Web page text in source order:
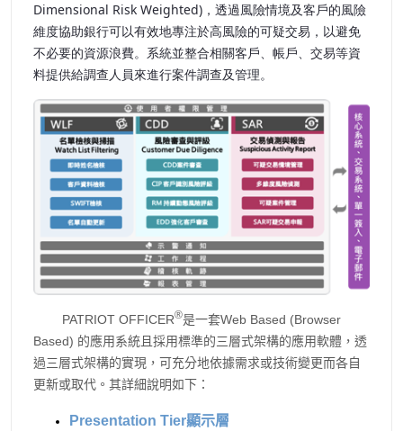
Dimensional Risk Weighted)，透過風險情境及客戶的風險
維度協助銀行可以有效地專注於高風險的可疑交易，以避免
不必要的資源浪費。系統並整合相關客戶、帳戶、交易等資
料提供給調查人員來進行案件調查及管理。
PATRIOT OFFICER®是一套Web Based (Browser
Based) 的應用系統且採用標準的三層式架構的應用軟體，透
過三層式架構的實現，可充分地依據需求或技術變更而各自
更新或取代。其詳細說明如下：
Presentation Tier顯示層